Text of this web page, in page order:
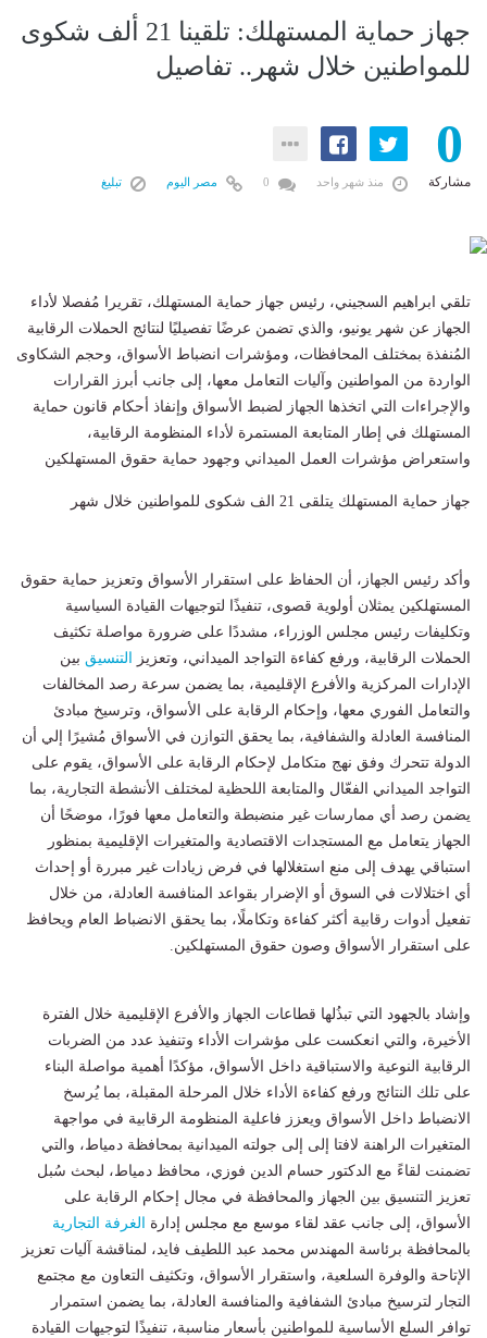
جهاز حماية المستهلك: تلقينا 21 ألف شكوى
للمواطنين خلال شهر.. تفاصيل
0
مشاركة منذ شهر واحد مصر اليوم تبليغ
تلقي ابراهيم السجيني، رئيس جهاز حماية المستهلك، تقريرا مُفصلا لأداء
الجهاز عن شهر يونيو، والذي تضمن عرضًا تفصيليًا لنتائج الحملات الرقابية
المُنفذة بمختلف المحافظات، ومؤشرات انضباط الأسواق، وحجم الشكاوى
الواردة من المواطنين وآليات التعامل معها، إلى جانب أبرز القرارات
والإجراءات التي اتخذها الجهاز لضبط الأسواق وإنفاذ أحكام قانون حماية
المستهلك في إطار المتابعة المستمرة لأداء المنظومة الرقابية،
واستعراض مؤشرات العمل الميداني وجهود حماية حقوق المستهلكين
جهاز حماية المستهلك يتلقى 21 الف شكوى للمواطنين خلال شهر
وأكد رئيس الجهاز، أن الحفاظ على استقرار الأسواق وتعزيز حماية حقوق
المستهلكين يمثلان أولوية قصوى، تنفيذًا لتوجيهات القيادة السياسية
وتكليفات رئيس مجلس الوزراء، مشددًا على ضرورة مواصلة تكثيف
الحملات الرقابية، ورفع كفاءة التواجد الميداني، وتعزيز
التنسيق بين
الإدارات المركزية والأفرع الإقليمية، بما يضمن سرعة رصد المخالفات
والتعامل الفوري معها، وإحكام الرقابة على الأسواق، وترسيخ مبادئ
المنافسة العادلة والشفافية، بما يحقق التوازن في الأسواق مُشيرًا إلي أن
الدولة تتحرك وفق نهج متكامل لإحكام الرقابة على الأسواق، يقوم على
التواجد الميداني الفعّال والمتابعة اللحظية لمختلف الأنشطة التجارية، بما
يضمن رصد أي ممارسات غير منضبطة والتعامل معها فورًا، موضحًا أن
الجهاز يتعامل مع المستجدات الاقتصادية والمتغيرات الإقليمية بمنظور
استباقي يهدف إلى منع استغلالها في فرض زيادات غير مبررة أو إحداث
أي اختلالات في السوق أو الإضرار بقواعد المنافسة العادلة، من خلال
تفعيل أدوات رقابية أكثر كفاءة وتكاملًا، بما يحقق الانضباط العام ويحافظ
على استقرار الأسواق وصون حقوق المستهلكين.
وإشاد بالجهود التي تبذُلها قطاعات الجهاز والأفرع الإقليمية خلال الفترة
الأخيرة، والتي انعكست على مؤشرات الأداء وتنفيذ عدد من الضربات
الرقابية النوعية والاستباقية داخل الأسواق، مؤكدًا أهمية مواصلة البناء
على تلك النتائج ورفع كفاءة الأداء خلال المرحلة المقبلة، بما يُرسخ
الانضباط داخل الأسواق ويعزز فاعلية المنظومة الرقابية في مواجهة
المتغيرات الراهنة لافتا إلى إلى جولته الميدانية بمحافظة دمياط، والتي
تضمنت لقاءً مع الدكتور حسام الدين فوزي، محافظ دمياط، لبحث سُبل
تعزيز التنسيق بين الجهاز والمحافظة في مجال إحكام الرقابة على
الأسواق، إلى جانب عقد لقاء موسع مع مجلس إدارة
الغرفة التجارية
بالمحافظة برئاسة المهندس محمد عبد اللطيف فايد، لمناقشة آليات تعزيز
الإتاحة والوفرة السلعية، واستقرار الأسواق، وتكثيف التعاون مع مجتمع
التجار لترسيخ مبادئ الشفافية والمنافسة العادلة، بما يضمن استمرار
توافر السلع الأساسية للمواطنين بأسعار مناسبة، تنفيذًا لتوجيهات القيادة